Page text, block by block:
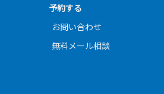
予約する
お問い合わせ
無料メール相談